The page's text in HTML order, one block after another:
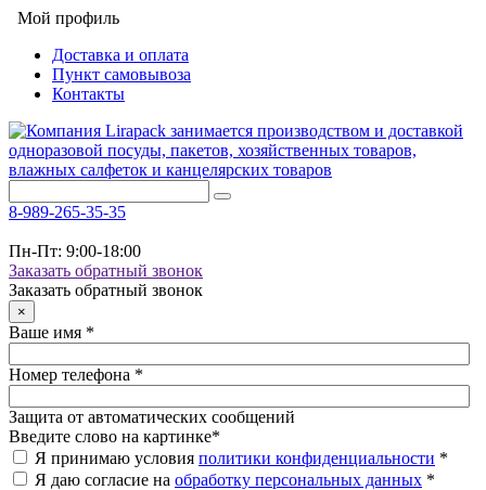
Мой профиль
Доставка и оплата
Пункт самовывоза
Контакты
8-989-265-35-35
Пн-Пт: 9:00-18:00
Заказать обратный звонок
Заказать обратный звонок
×
Ваше имя *
Номер телефона *
Защита от автоматических сообщений
Введите слово на картинке*
Я принимаю условия политики конфиденциальности *
Я даю согласие на обработку персональных данных *